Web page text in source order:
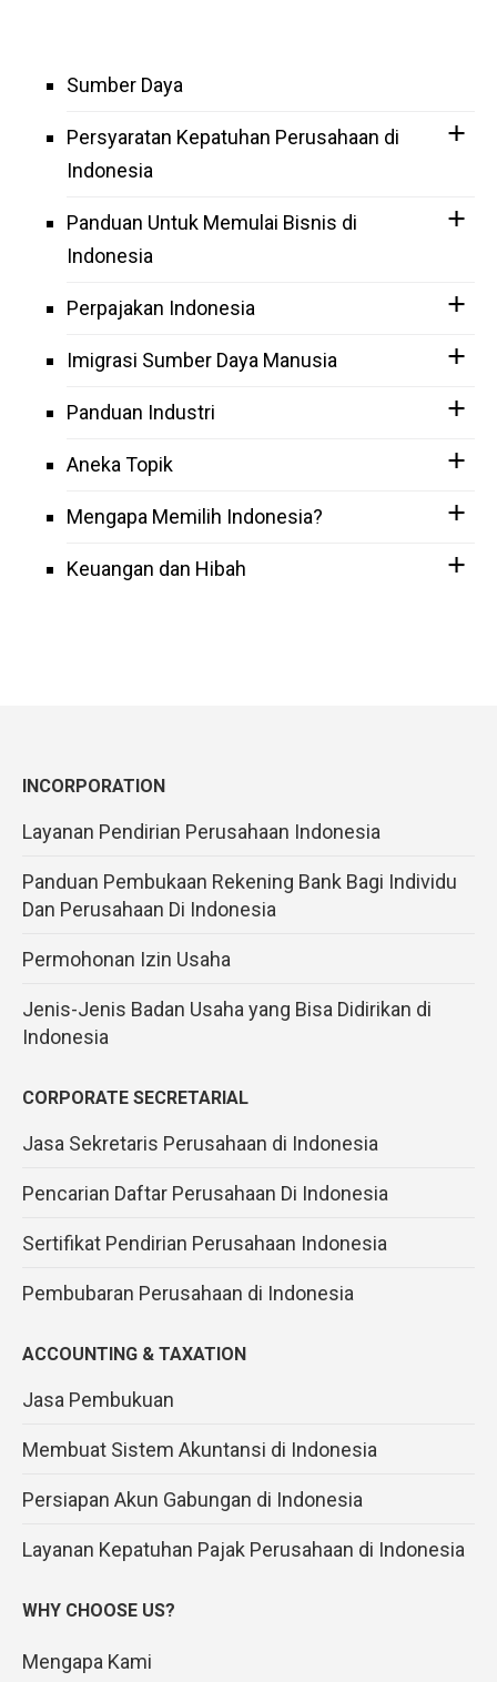
Sumber Daya
Persyaratan Kepatuhan Perusahaan di
Indonesia
Panduan Untuk Memulai Bisnis di
Indonesia
Perpajakan Indonesia
Imigrasi Sumber Daya Manusia
Panduan Industri
Aneka Topik
Mengapa Memilih Indonesia?
Keuangan dan Hibah
INCORPORATION
Layanan Pendirian Perusahaan Indonesia
Panduan Pembukaan Rekening Bank Bagi Individu
Dan Perusahaan Di Indonesia
Permohonan Izin Usaha
Jenis-Jenis Badan Usaha yang Bisa Didirikan di
Indonesia
CORPORATE SECRETARIAL
Jasa Sekretaris Perusahaan di Indonesia
Pencarian Daftar Perusahaan Di Indonesia
Sertifikat Pendirian Perusahaan Indonesia
Pembubaran Perusahaan di Indonesia
ACCOUNTING & TAXATION
Jasa Pembukuan
Membuat Sistem Akuntansi di Indonesia
Persiapan Akun Gabungan di Indonesia
Layanan Kepatuhan Pajak Perusahaan di Indonesia
WHY CHOOSE US?
Mengapa Kami